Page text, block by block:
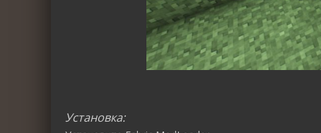
Установка: